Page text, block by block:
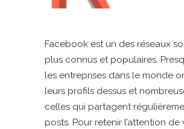
Facebook est un des réseaux
plus connus et populaires.
les entreprises dans le monde
leurs profils dessus et
celles qui partagent
posts. Pour retenir l’attention de